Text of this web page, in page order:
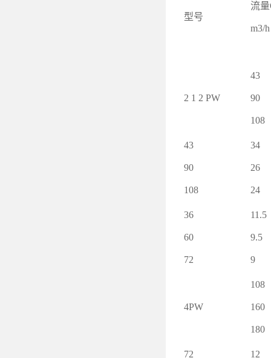
型号
流
m3/h
2 1 2 PW
43
90
108
43
90
108
34
26
24
36
60
72
11.5
9.5
9
4PW
108
160
180
72 12